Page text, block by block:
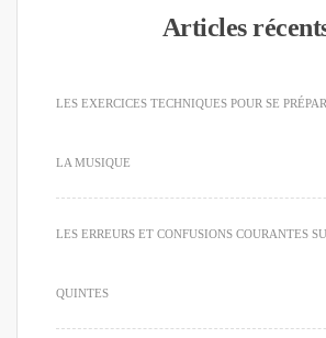
Articles
LES EXERCICES TECHNIQUES POUR SE
LA MUSIQUE
LES ERREURS ET CONFUSIONS COURANTES
QUINTES